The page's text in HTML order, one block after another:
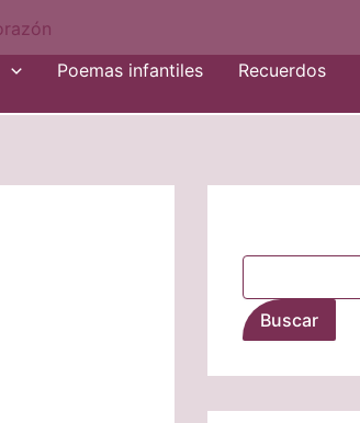
Poemas infantiles
Recuerdos
Buscar